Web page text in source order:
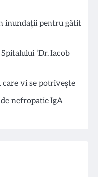
inundații pentru gătit
‘Dr. Iacob
vi se potrivește
nefropatie IgA